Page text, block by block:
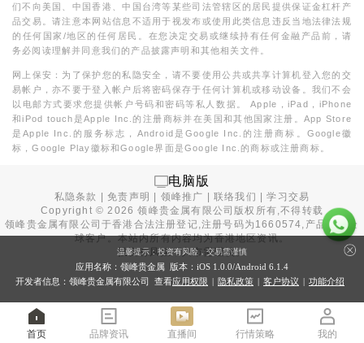
们不向美国、中国香港、中国台湾等某些司法管辖区的居民提供保证金杠杆产
品交易。请注意本网站信息不适用于视发布或使用此类信息违反当地法律法规
的任何国家/地区的任何居民。在您决定交易或继续持有任何金融产品前，请
务必阅读理解并同意我们的产品披露声明和其他相关文件。
网上保安：为了保护您的私隐安全，请不要使用公共或共享计算机登入您的交
易帐户，亦不要于登入帐户后将密码保存于任何计算机或移动设备。我们不会
以电邮方式要求您提供帐户号码和密码等私人数据。 Apple，iPad，iPhone
和iPod touch是Apple Inc.的注册商标并在美国和其他国家注册。App Store
是Apple Inc.的服务标志，Android是Google Inc.的注册商标。Google徽
标，Google Play徽标和Google界面是Google Inc.的商标或注册商标。
电脑版
私隐条款 |免责声明 | 领峰推广 |联络我们 |学习交易
Copyright ©2026 领峰贵金属有限公司版权所有,不得转载
领峰贵金属有限公司于香港合法注册登记,注册号码为1660574,产品面向全
球客户。本站内所有内容均为香港地区资讯。
投资有风险，入市需谨慎。
首页 品牌资讯 直播间 行情策略 我的
温馨提示：投资有风险，交易需谨慎
应用名称：领峰贵金属 版本：iOS 1.0.0/Android 6.1.4
开发者信息：领峰贵金属有限公司 查看应用权限 | 隐私政策 | 客户协议 | 功能介绍